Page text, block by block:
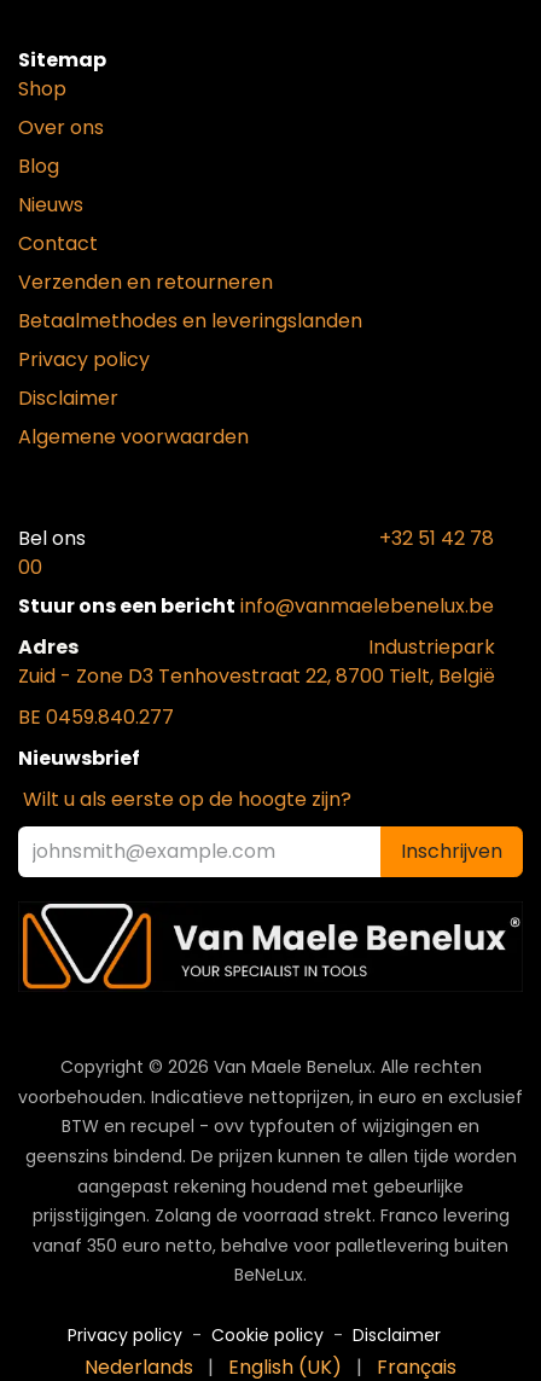
Sitemap
Shop
Over ons
Blog
Nieuws
Contact
Verzenden en retourneren
Betaalmethodes en leveringslanden
Privacy policy
Disclaimer
Algemene voorwaarden
Bel ons​
+32 51 42 78
00
Stuur ons een bericht info@vanmaelebenelux.be
Adr​es
​Industriepark
Zuid - Zone D3 Tenhovestraat 22, 8700 Tielt, België
BE 0459.840.277
Nieuwsbrief
Wilt u als eerste op de hoogte zijn?
Inschrijven
Copyright © 2026 Van Maele Benelux. Alle rechten
voorbehouden. Indicatieve nettoprijzen, in euro en exclusief
BTW en recupel - ovv typfouten of wijzigingen en
geenszins bindend. De prijzen kunnen te allen tijde worden
aangepast rekening houdend met gebeurlijke
prijsstijgingen. Zolang de voorraad strekt. Franco levering
vanaf 350 euro netto, behalve voor palletlevering buiten
BeNeLux.
Privacy policy- Cookie policy- Disclaimer
Nederlands | English (UK) | Français